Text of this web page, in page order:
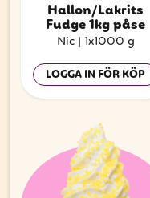
Hallon/Lakrits
Fudge 1kg påse
Nic | 1x1000 g
LOGGA IN FÖR KÖP